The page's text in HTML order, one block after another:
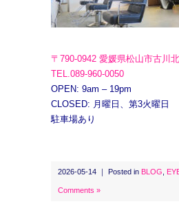
〒790-0942 愛媛県松山市古川
TEL.089-960-0050
OPEN: 9am – 19pm
CLOSED: 月曜日、第3火曜日
駐車場あり
2026-05-14 ｜ Posted in BLOG
Comments »